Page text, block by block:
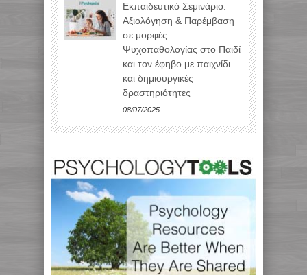
Εκπαιδευτικό Σεμινάριο:
Αξιολόγηση & Παρέμβαση
σε μορφές
Ψυχοπαθολογίας στο Παιδί
και τον έφηβο με παιχνίδι
και δημιουργικές
δραστηριότητες
08/07/2025